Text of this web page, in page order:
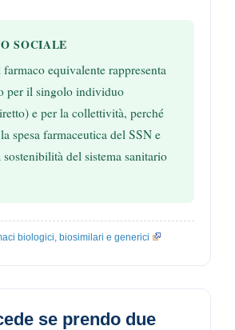
SOCIALE
equivalente rappresenta
per il singolo individuo
e per la collettività, perché
spesa farmaceutica del SSN e
sostenibilità del sistema sanitario
biologici, biosimilari e generici
se prendo due